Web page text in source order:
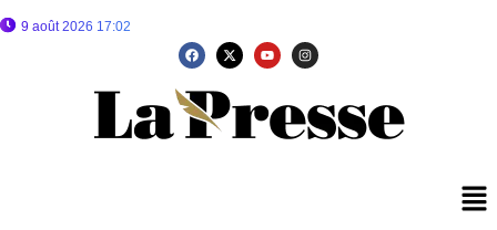
9 août 2026 17:02